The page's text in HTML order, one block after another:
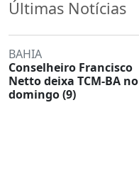
Últimas Notícias
BAHIA
Conselheiro Francisco
Netto deixa TCM-BA no
domingo (9)